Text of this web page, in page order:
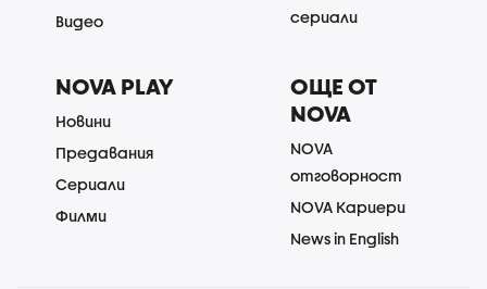
Видео
сериали
NOVA PLAY
Новини
Предавания
Сериали
Филми
ОЩЕ ОТ
NOVA
NOVA
отговорност
NOVA Кариери
News in English